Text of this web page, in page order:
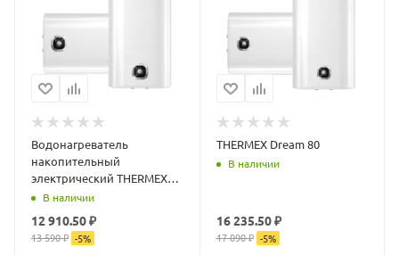
Водонагреватель
накопительный
электрический THERMEX
Dream 50
В наличии
12 910.50 ₽
13 590 ₽ -5%
THERMEX Dream 80
В наличии
16 235.50 ₽
17 090 ₽ -5%